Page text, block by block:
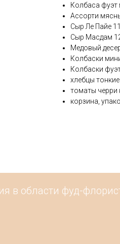
Колбаса фуэт
Ассорти
Сыр Ле Пайе
Сыр Масдам
Медовый
Колбаски
Колбаски
хлебцы
томаты черри
корзина,
области фуд-